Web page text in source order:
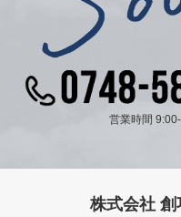
営業時間
株式会社 創